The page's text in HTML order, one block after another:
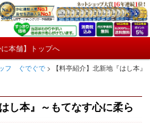
くじょー！】
情報や興味深い記事をお届けします。
本舗】トップへ
フ ぐでぐで >
【料亭紹介】北新地『はし本』
し本』～もてなす心に柔ら